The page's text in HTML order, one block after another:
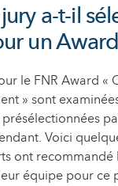
a-t-il
un
le FNR Award «
» sont
Voici
ont
équipe pour ce